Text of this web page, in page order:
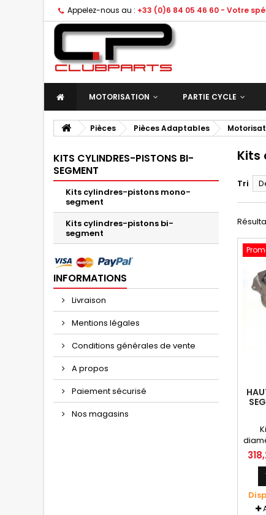
Appelez-nous au : +33 (0)6 84 05 46 60 - Votre
MOTORISATION PARTIE CYCLE
Pièces Pièces Adaptables
KITS CYLINDRES-PISTONS BI-
SEGMENT
Kits cylindres-pistons mono-
segment
Kits cylindres-pistons bi-
segment
INFORMATIONS
Livraison
Mentions légales
Conditions générales de vente
A propos
Paiement sécurisé
Nos magasins
Kits
Tri